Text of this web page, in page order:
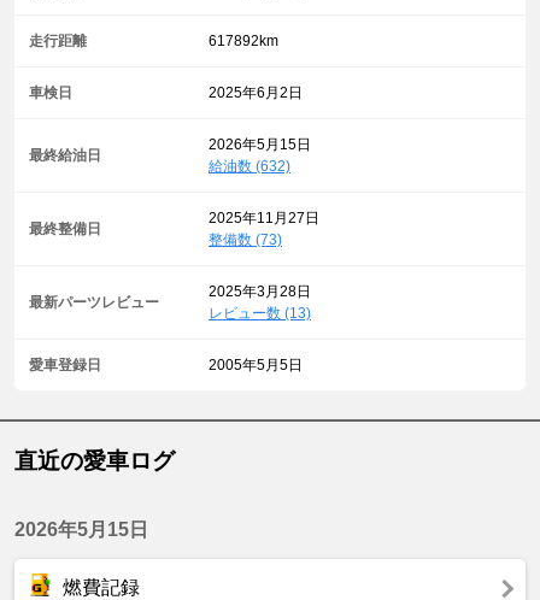
走行距離 617892km
車検日 2025年6月2日
最終給油日
2026年5月15日
給油数 (632)
最終整備日
2025年11月27日
整備数 (73)
最新パーツレビュー
2025年3月28日
レビュー数 (13)
愛車登録日 2005年5月5日
直近の愛車ログ
2026年5月15日
燃費記録